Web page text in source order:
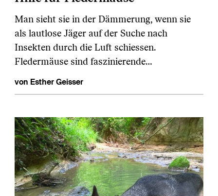
Man sieht sie in der Dämmerung, wenn sie
als lautlose Jäger auf der Suche nach
Insekten durch die Luft schiessen.
Fledermäuse sind faszinierende…
von Esther Geisser